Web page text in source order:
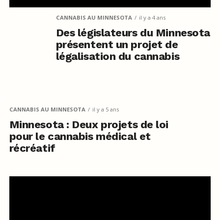
CANNABIS AU MINNESOTA il y a 4 ans
Des législateurs du Minnesota
présentent un projet de
légalisation du cannabis
CANNABIS AU MINNESOTA il y a 5 ans
Minnesota : Deux projets de loi
pour le cannabis médical et
récréatif